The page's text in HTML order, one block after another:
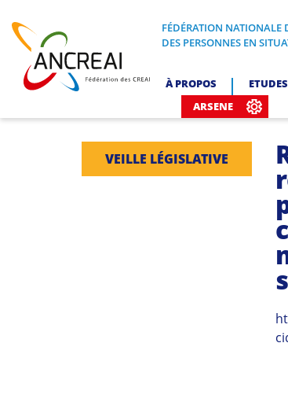
content
ANCREAI
FÉDÉRATION
FÉDÉRATION NATIONALE
DES PERSONNES EN
À PROPOS ETUDES
ARSENE
VEILLE LÉGISLATIVE